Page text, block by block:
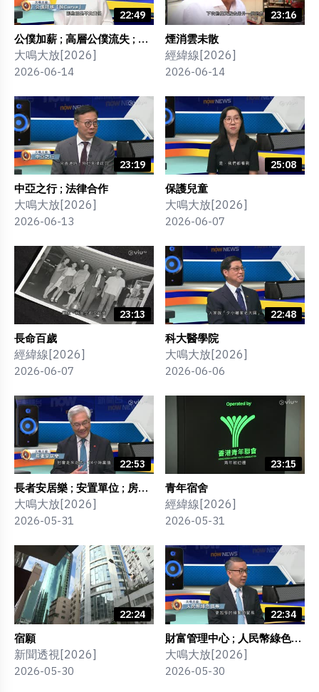
22:49
公僕加薪 ; 高層公僕流失 ; 公
僕評核「拉Curve」
大鳴大放[2026]
2026-06-14
23:16
煙消雲未散
經緯線[2026]
2026-06-14
23:19
中亞之行 ; 法律合作
大鳴大放[2026]
2026-06-13
25:08
保護兒童
大鳴大放[2026]
2026-06-07
23:13
長命百歲
經緯線[2026]
2026-06-07
22:48
科大醫學院
大鳴大放[2026]
2026-06-06
22:53
長者安居樂 ; 安置單位 ; 房協
發展
大鳴大放[2026]
2026-05-31
23:15
青年宿舍
經緯線[2026]
2026-05-31
22:24
宿願
新聞透視[2026]
2026-05-30
22:34
財富管理中心 ; 人民幣綠色債
券 ; 企業來港
大鳴大放[2026]
2026-05-30